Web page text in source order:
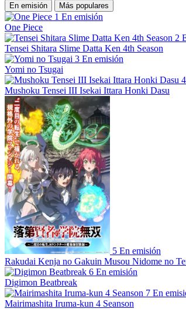
En emisión
Más populares
1 En emisión
One Piece
2
Tensei Shitara Slime Datta Ken 4th Season
3 En emisión
Yomi no Tsugai
4
Mushoku Tensei III Isekai Ittara Honki Dasu
5 En emisión
Rakudai Kenja no Gakuin Musou Nidome no
6 En emisión
Digimon Beatbreak
7 En
Mairimashita Iruma-kun 4 Seanson